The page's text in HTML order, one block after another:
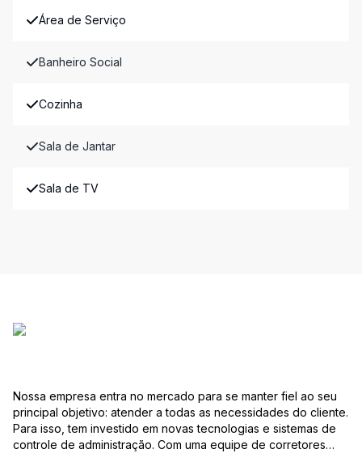
Área de Serviço
Banheiro Social
Cozinha
Sala de Jantar
Sala de TV
Nossa empresa entra no mercado para se manter fiel ao seu
principal objetivo: atender a todas as necessidades do cliente.
Para isso, tem investido em novas tecnologias e sistemas de
controle de administração. Com uma equipe de corretores